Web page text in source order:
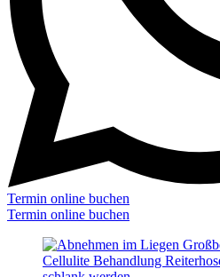
Termin online buchen
Termin online buchen